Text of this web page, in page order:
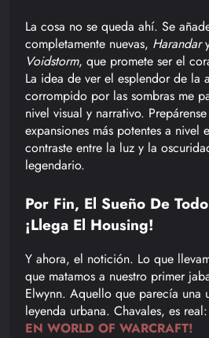
La cosa no se queda ahí. Se
completamente nuevas, Harandar
Voidstorm, que promete ser el
La idea de ver el esplendor de la
corrompido por las sombras me
nivel visual y narrativo.
expansiones más potentes a nivel
contraste entre la luz y la
legendario.
Por Fin, El Sueño De
¡llega El Housing!
Y ahora, el notición. Lo que
que matamos a nuestro primer
Elwynn. Aquello que parecía una
leyenda urbana. Chavales, es real:
EN WORLD OF WARCRAFT!